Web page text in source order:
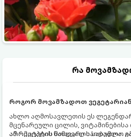
რა
როგორ მოვამზადოთ
ახლო აღმოსავლეთის ეს
მცენარეული ცილის,
არომატების ნამდვილი საბადოა.
ამ რეცეპტის მთავარი საიდუმლო